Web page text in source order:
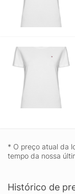
* O preço atual da
tempo da nossa
Histórico de